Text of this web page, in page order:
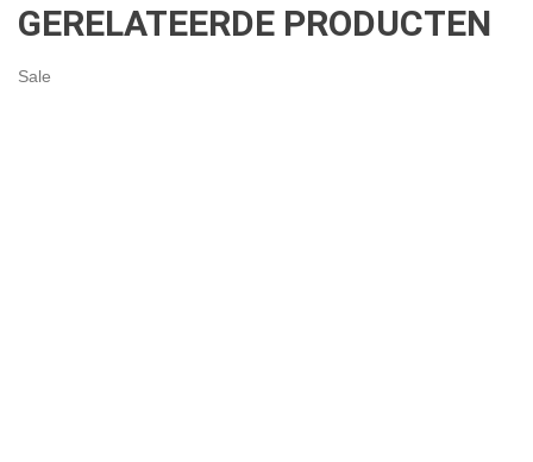
prijs
was:
prijs
is:
GERELATEERDE PRODUCTEN
Sale